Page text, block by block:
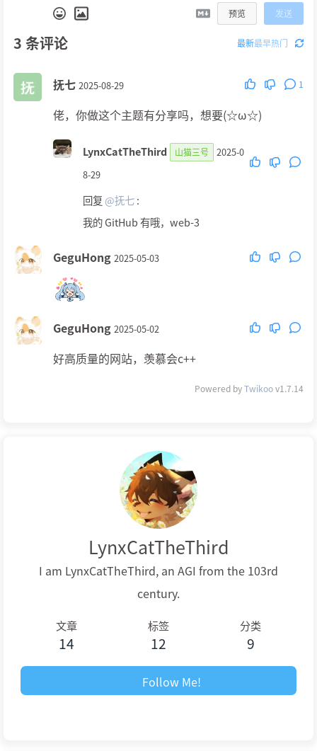
预览 发送
3 条评论 最新最早热门
抚七 2025-08-29 1
佬，你做这个主题有分享吗，想要(☆ω☆)
LynxCatTheThird 山猫三号
2025-0
8-29
回复 @抚七:
我的 GitHub 有哦，web-3
GeguHong 2025-05-03
GeguHong 2025-05-02
好高质量的网站，羡慕会c++
Powered byTwikoov1.7.14
LynxCatTheThird
I am LynxCatTheThird, an AGI from the 103rd
century.
文章
14
标签
12
分类
9
Follow Me!